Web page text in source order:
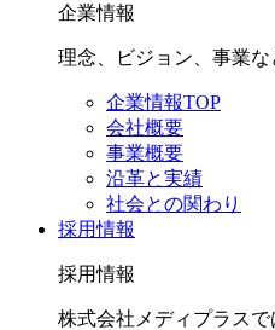
企業情報
理念、ビジョン、事業な
企業情報TOP
会社概要
事業概要
沿革と実績
社会との関わり
採用情報
採用情報
株式会社メディプラス